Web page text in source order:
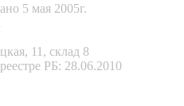
5 мая 2005г.
11, склад 8
РБ: 28.06.2010